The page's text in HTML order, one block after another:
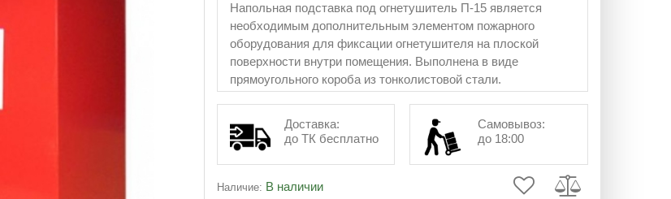
Напольная подставка под огнетушитель П-15 является
необходимым дополнительным элементом пожарного
оборудования для фиксации огнетушителя на плоской
поверхности внутри помещения. Выполнена в виде
прямоугольного короба из тонколистовой стали.
Доставка:
до ТК бесплатно
Самовывоз:
до 18:00
Наличие: В наличии